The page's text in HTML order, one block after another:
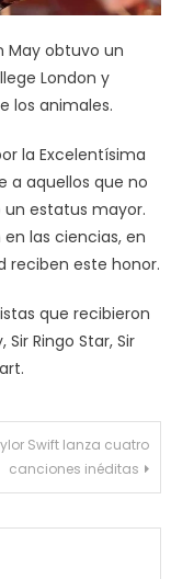
May obtuvo un
London y
los animales.
la Excelentísima
a aquellos que no
estatus mayor.
las ciencias, en
reciben este honor.
que recibieron
Ringo Star, Sir
Swift lanza cuatro
canciones inéditas